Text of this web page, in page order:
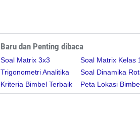
Baru dan Penting dibaca
Soal Matrix 3x3
Trigonometri Analitika
Kriteria Bimbel Terbaik
Soal Matrix Kelas
Soal Dinamika
Peta Lokasi